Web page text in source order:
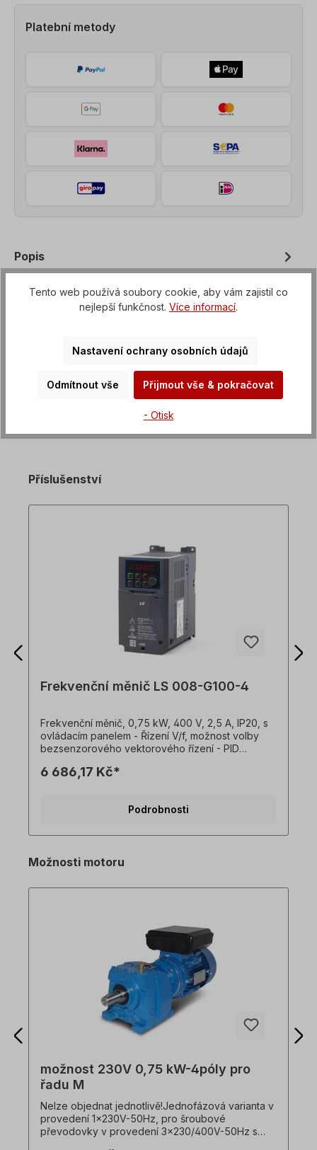
Platební metody
Popis
B3 do B35, Napětí=3 x 230/400 V-50 Hz, 3 x
265/460 V-60 Hz (±5 % podle VDE 0…Více na
Příslušenství
Frekvenční měnič LS 008-G100-4
Frekvenční měnič, 0,75 kW, 400 V, 2,5 A, IP20, s
ovládacím panelem - Řízení V/f, možnost volby
bezsenzorového vektorového řízení - PID
točivý moment v celém rozsahu otáček motoru -
-15% až +10% - Registr chyb: posledních 5 chyb -
150% točivého momentu při 0,5Hz - Stupeň krytí
zvýšení točivého momentu - Volitelný vstupní
pro druhý motor - Standardně integrovaný
ladění - Integrovaná komunikace RS485 (LS Bus /
Modbus RTU) s RJ45 - Ventilátor s regulací
zapnutí/vypnutí, snadno vyměnitelný
6 686,17 Kč*
Podrobnosti
Možnosti motoru
možnost 230V 0,75 kW-4póly pro
řadu M
Nelze objednat jednotlivě!Jednofázová varianta v
provedení 1x230V-50Hz, pro šroubové
převodovky v provedení 3x230/400V-50Hz s
Tento web používá soubory cookie, aby vám zajistil co
nejlepší funkčnost. Více informací.
Nastavení ochrany osobních údajů
Odmítnout vše Přijmout vše & pokračovat
- Otisk